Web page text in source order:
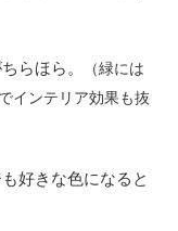
らほら。
（緑には
インテリア効果も抜
好きな色になると